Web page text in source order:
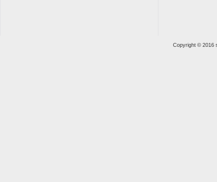
Copyright © 2016